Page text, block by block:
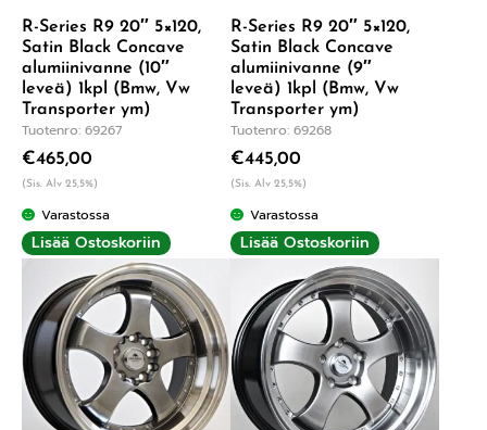
R-Series R9 20″ 5×120,
Satin Black Concave
alumiinivanne (10″
leveä) 1kpl (Bmw, Vw
Transporter ym)
Tuotenro: 69267
€465,00
(Sis. Alv 25,5%)
Varastossa
Lisää Ostoskoriin
R-Series R9 20″ 5×120,
Satin Black Concave
alumiinivanne (9″
leveä) 1kpl (Bmw, Vw
Transporter ym)
Tuotenro: 69268
€445,00
(Sis. Alv 25,5%)
Varastossa
Lisää Ostoskoriin